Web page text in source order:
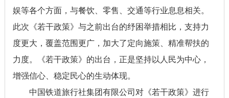
娱等各个方面，与餐饮、零售、交通等行业息息相关。
此次《若干政策》与之前出台的纾困举措相比，支持力
度更大，覆盖范围更广，加大了定向施策、精准帮扶的
力度。《若干政策》的出台，正是坚持以人民为中心，
增强信心、稳定民心的生动体现。
中国铁道旅行社集团有限公司对《若干政策》进行